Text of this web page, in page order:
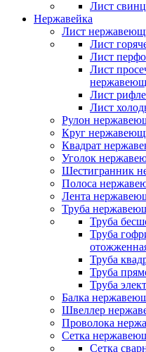
Лист
Нержавейка
Лист
Лист
Лист
Лист
Лист
Лист
Рулон
Круг
Квадрат
Уголок
Шестигранник
Полоса
Лента
Труба
Труба
Труба
Труба
Труба
Труба
Балка
Швеллер
Проволока
Сетка
Сетка